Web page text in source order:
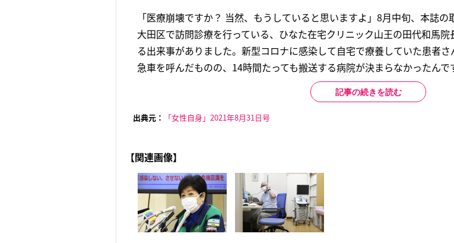
「医療崩壊ですか？ 当然、もうしていると思いますよ」8月中旬、本誌
大田区で訪問診療を行っている、ひなた在宅クリニック山王の田代和馬
る出来事がありました。新型コロナに感染して自宅で療養していた患者
急車を呼んだものの、14時間たっても搬送する病院が決まらなかったんで
記事の続きを読む
出典元： 「女性自身」2021年8月31日号
【関連画像】